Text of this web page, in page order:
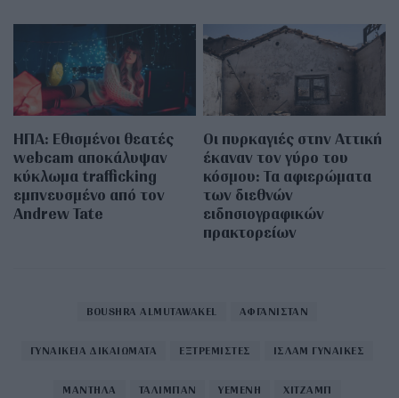
ΗΠΑ: Εθισμένοι θεατές
webcam αποκάλυψαν
κύκλωμα trafficking
εμπνευσμένο από τον
Andrew Tate
Οι πυρκαγιές στην Αττική
έκαναν τον γύρο του
κόσμου: Τα αφιερώματα
των διεθνών
ειδησιογραφικών
πρακτορείων
BOUSHRA ALMUTAWAKEL ΑΦΓΑΝΙΣΤΑΝ
ΓΥΝΑΙΚΕΙΑ ΔΙΚΑΙΩΜΑΤΑ ΕΞΤΡΕΜΙΣΤΕΣ ΙΣΛΑΜ ΓΥΝΑΙΚΕΣ
ΜΑΝΤΗΛΑ ΤΑΛΙΜΠΑΝ ΥΕΜΕΝΗ ΧΙΤΖΑΜΠ